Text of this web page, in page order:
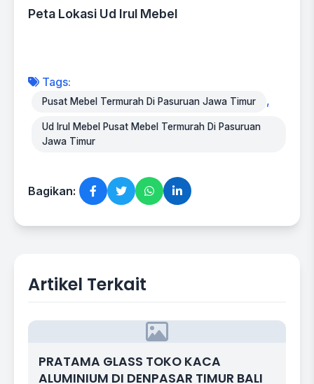
Peta Lokasi Ud Irul Mebel
Tags:
Pusat Mebel Termurah Di Pasuruan Jawa Timur ,
Ud Irul Mebel Pusat Mebel Termurah Di Pasuruan
Jawa Timur
Bagikan:
Artikel Terkait
PRATAMA GLASS TOKO KACA
ALUMINIUM DI DENPASAR TIMUR BALI